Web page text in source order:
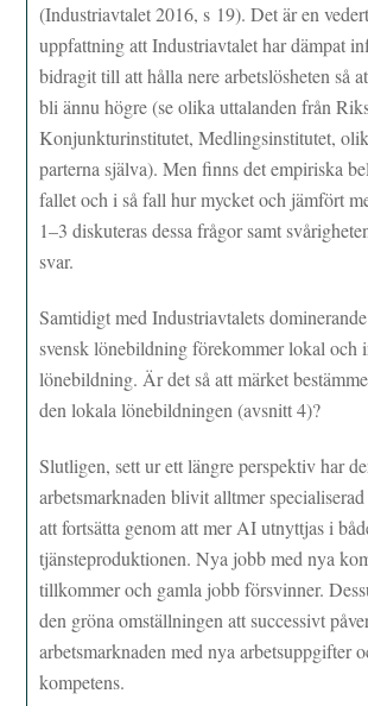
(Industriavtalet 2016, s 19). Det är en
uppfattning att Industriavtalet har dämpat
bidragit till att hålla nere arbetslösheten så
bli ännu högre (se olika uttalanden från
Konjunkturinstitutet, Medlingsinstitutet,
parterna själva). Men finns det empiriska
fallet och i så fall hur mycket och jämfört
1–3 diskuteras dessa frågor samt
svar.
Samtidigt med Industriavtalets
svensk lönebildning förekommer lokal och
lönebildning. Är det så att märket
den lokala lönebildningen (avsnitt 4)?
Slutligen, sett ur ett längre perspektiv har
arbetsmarknaden blivit alltmer
att fortsätta genom att mer AI utnyttjas i
tjänsteproduktionen. Nya jobb med nya
tillkommer och gamla jobb försvinner.
den gröna omställningen att successivt
arbetsmarknaden med nya arbetsuppgifter
kompetens.